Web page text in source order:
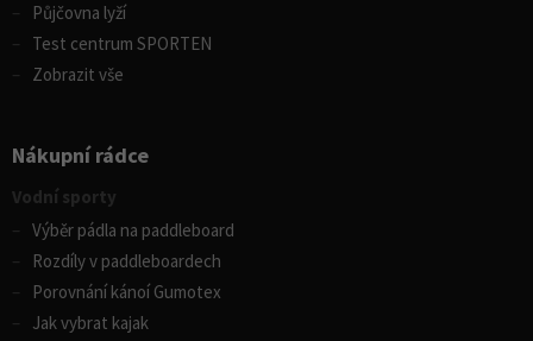
Půjčovna lyží
Test centrum SPORTEN
Zobrazit vše
Nákupní rádce
Vodní sporty
Výběr pádla na paddleboard
Rozdíly v paddleboardech
Porovnání kánoí Gumotex
Jak vybrat kajak